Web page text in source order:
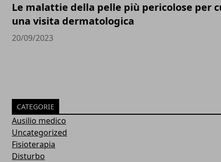
Le malattie della pelle più pericolose per
una visita dermatologica
20/09/2023
CATEGORIE
Ausilio medico
Uncategorized
Fisioterapia
Disturbo